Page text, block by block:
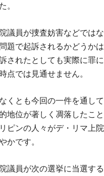
。
議員が捜査妨害などでは
題で起訴されるかどうか
されたとしても実際に罪
点では見通せません。
くとも今回の一件を通し
地位が著しく凋落したこ
ピンの人々がデ・リマ上
かです。
議員が次の選挙に当選す